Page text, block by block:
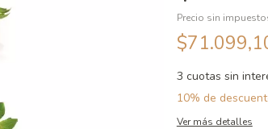
Precio sin
3 cuotas sin
10% de
Ver más detalles